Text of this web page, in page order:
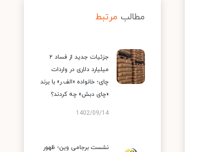
مطالب مرتبط
جزئیات جدید از فساد ۲
میلیارد دلاری در واردات
چای؛ خانواده «الف.ر» با برند
«چای دبش» چه کردند؟
1402/09/14
نشست برجامی وین؛ ظهور